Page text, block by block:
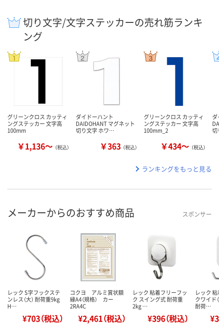
切り文字/文字ステッカーの売れ筋ランキ
ング
グリーンクロス カッティ
ングステッカー 文字高
100mm
￥1,136～ （税込）
ダイドーハント
DAIDOHANT マグネット
切り文字 ホワ…
￥363 （税込）
グリーンクロス カッティ
ングステッカー 文字高
100mm_2
￥434～ （税込）
ランキングをもっと見る
メーカーからのおすすめ商品 スポンサー
レック S字フックステ
ンレス（大） 耐荷重9kg
H…
¥703（税込）
コクヨ アルミ賞状額
縁A4（規格） カー
2RA4C
¥2,461（税込）
レック 粘着フリーフッ
ク スイング式 耐荷重
2kg …
¥396（税込）
レック
クワイド
耐荷…